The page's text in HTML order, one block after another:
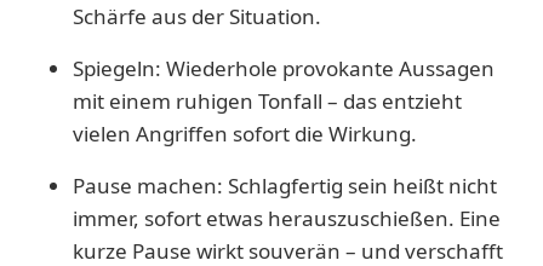
Schärfe aus der Situation.
Spiegeln: Wiederhole provokante Aussagen
mit einem ruhigen Tonfall – das entzieht
vielen Angriffen sofort die Wirkung.
Pause machen: Schlagfertig sein heißt nicht
immer, sofort etwas herauszuschießen. Eine
kurze Pause wirkt souverän – und verschafft